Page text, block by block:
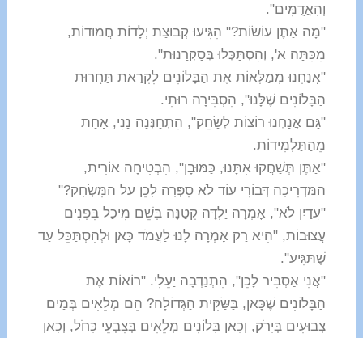
וְהָאֲדֻמִּים".
"מָה אַתֶּן עוֹשׂוֹת?" הִגִּיעוּ קְבוּצַת יְלָדוֹת חֲמוּדוֹת,
מִכִּתָּה א', וְהִסְתַּכְּלוּ בְּסַקְרָנוּת".
"אֲנַחְנוּ מְמַלְּאוֹת אֶת הַבָּלוֹנִים לִקְרַאת תַּחֲרוּת
הַבָּלוֹנִים שֶׁלָּנוּ", הִסְבִּירָה רוּתִי.
"גַּם אֲנַחְנוּ רוֹצוֹת לְשַׂחֵק", הִתְחַנְּנָה נָנִי, אַחַת
מֵהַתַּלְמִידוֹת.
"אַתֶּן תְּשַׁחֲקוּ אִתָּנוּ, כַּמּוּבָן", הִבְטִיחָה אוֹרִית,
הַמַּדְרִיכָה דְּבוֹרִי עוֹד לֹא סִפְּרָה לָכֵן עַל הַמִּשְׂחָק?"
"עֲדַיִן לֹא", אָמְרָה יַלְדָּה קְטַנָּה בְּשֵׁם מִיכַל בִּפְנִים
עֲצוּבוֹת, "הִיא רַק אָמְרָה לָנוּ לַעֲמֹד כָּאן וּלְהִסְתַּכֵּל עַד
שֶׁתַּגִּיעַ".
"אֲנִי אַסְבִּיר לָכֵן", הִתְנַדְּבָה יַעֵלִי. "רוֹאוֹת אֶת
הַבָּלוֹנִים שֶׁכָּאן, בַּשַּׂקִּית הַגְּדוֹלָה? הֵם מְלֵאִים בְּמַיִם
צְבוּעִים בְּיָרֹק, וְכָאן בָּלוֹנִים מְלֵאִים בְּצִבְעֵי כָּחֹל, וְכָאן